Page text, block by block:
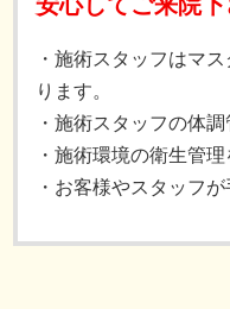
・施術スタッフはマ
ります。
・施術スタッフの体調
・施術環境の衛生管
・お客様やスタッフ